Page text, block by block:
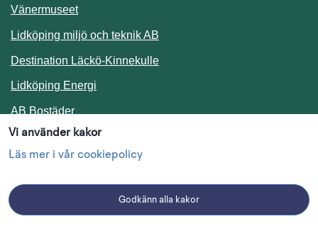
Vi använder kakor
Läs mer i vår cookiepolicy
Godkänn alla kakor
Vänermuseet
Lidköping miljö och teknik AB
Destination Läckö-KinnekulleLänk till annan webbplats.
Lidköping Energi
AB BostäderLänk till annan webbplats.
Följ oss i sociala medier
Linkedin